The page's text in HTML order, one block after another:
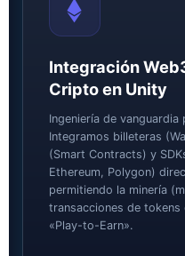
Integración
Cripto en Unity
Ingeniería de vanguardia
Integramos billeteras
(Smart Contracts) y
Ethereum, Polygon)
permitiendo la minería
transacciones de tokens
«Play-to-Earn».